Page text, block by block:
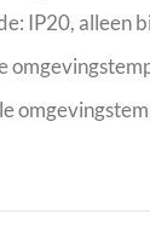
IP20, alleen